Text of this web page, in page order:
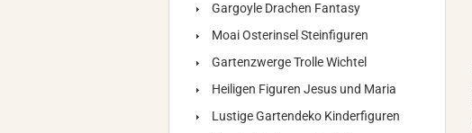
Gargoyle Drachen Fantasy
Moai Osterinsel Steinfiguren
Gartenzwerge Trolle Wichtel
Heiligen Figuren Jesus und Maria
Lustige Gartendeko Kinderfiguren